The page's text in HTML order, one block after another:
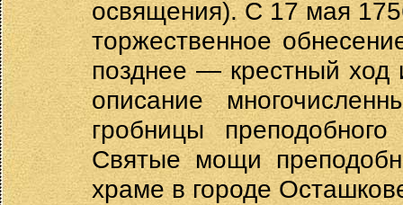
освящения). С 17 мая
торжественное
позднее — крестный ход
описание
гробницы
Святые мощи
храме в городе